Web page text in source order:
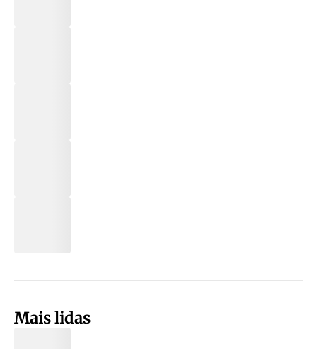
Mais lidas